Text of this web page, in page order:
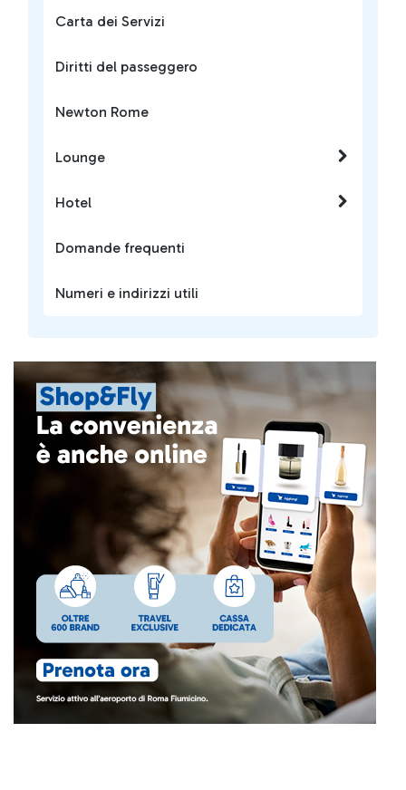
Carta dei Servizi
Diritti del passeggero
Newton Rome
Lounge
Hotel
Domande frequenti
Numeri e indirizzi utili